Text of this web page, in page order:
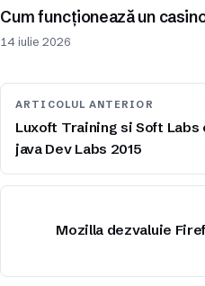
Cum funcționează un
14 iulie 2026
ARTICOLUL ANTERIOR
Luxoft Training si Soft
java Dev Labs 2015
Mozilla dezvaluie